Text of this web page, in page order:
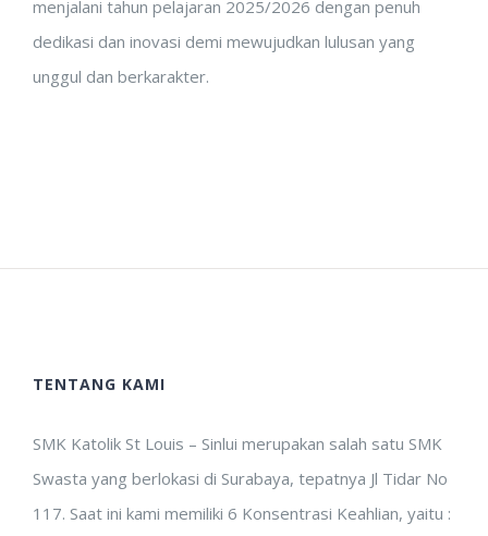
menjalani tahun pelajaran 2025/2026 dengan penuh
dedikasi dan inovasi demi mewujudkan lulusan yang
unggul dan berkarakter.
TENTANG KAMI
SMK Katolik St Louis – Sinlui merupakan salah satu SMK
Swasta yang berlokasi di Surabaya, tepatnya Jl Tidar No
117. Saat ini kami memiliki 6 Konsentrasi Keahlian, yaitu :